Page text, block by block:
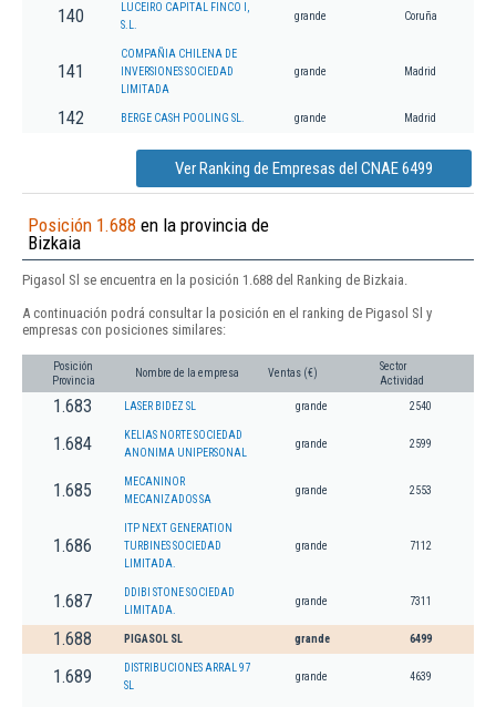
140
LUCEIRO CAPITAL FINCO I,
S.L.
grande Coruña
141
COMPAÑIA CHILENA DE
INVERSIONES SOCIEDAD
LIMITADA
grande Madrid
142 BERGE CASH POOLING SL. grande Madrid
Ver Ranking de Empresas del CNAE 6499
Posición 1.688 en la provincia de
Bizkaia
Pigasol Sl se encuentra en la posición 1.688 del Ranking de Bizkaia.
A continuación podrá consultar la posición en el ranking de Pigasol Sl y
empresas con posiciones similares:
Posición
Provincia
Nombre de la empresa Ventas (€)
Sector
Actividad
1.683 LASER BIDEZ SL grande 2540
1.684
KELIAS NORTE SOCIEDAD
ANONIMA UNIPERSONAL
grande 2599
1.685
MECANINOR
MECANIZADOS SA
grande 2553
1.686
ITP NEXT GENERATION
TURBINES SOCIEDAD
LIMITADA.
grande 7112
1.687
DDIBI STONE SOCIEDAD
LIMITADA.
grande 7311
1.688 PIGASOL SL grande 6499
1.689
DISTRIBUCIONES ARRAL 97
SL
grande 4639